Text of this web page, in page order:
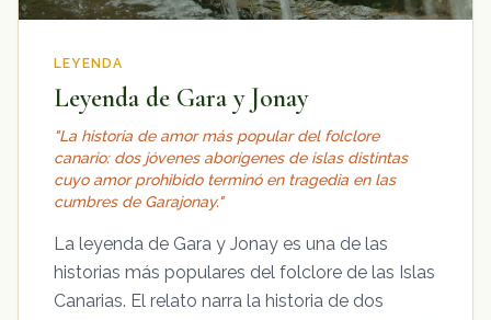
LEYENDA
Leyenda de Gara y Jonay
"La historia de amor más popular del folclore
canario: dos jóvenes aborígenes de islas distintas
cuyo amor prohibido terminó en tragedia en las
cumbres de Garajonay."
La leyenda de Gara y Jonay es una de las
historias más populares del folclore de las Islas
Canarias. El relato narra la historia de dos